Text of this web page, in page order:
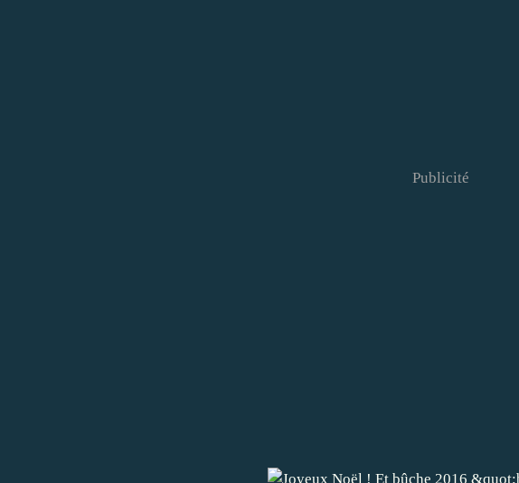
Publicité